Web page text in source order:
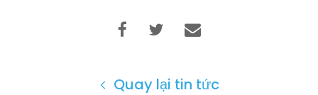
Quay lại tin tức